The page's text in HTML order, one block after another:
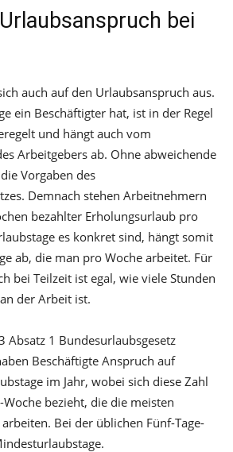
bei
auch auf den Urlaubsanspruch aus.
ein Beschäftigter hat, ist in der Regel
und hängt auch vom
Arbeitgebers ab. Ohne abweichende
Vorgaben des
Demnach stehen Arbeitnehmern
bezahlter Erholungsurlaub pro
es konkret sind, hängt somit
ab, die man pro Woche arbeitet. Für
bei Teilzeit ist egal, wie viele Stunden
der Arbeit ist.
Absatz 1 Bundesurlaubsgesetz
Beschäftigte Anspruch auf
im Jahr, wobei sich diese Zahl
Woche bezieht, die die meisten
Bei der üblichen Fünf-Tage-